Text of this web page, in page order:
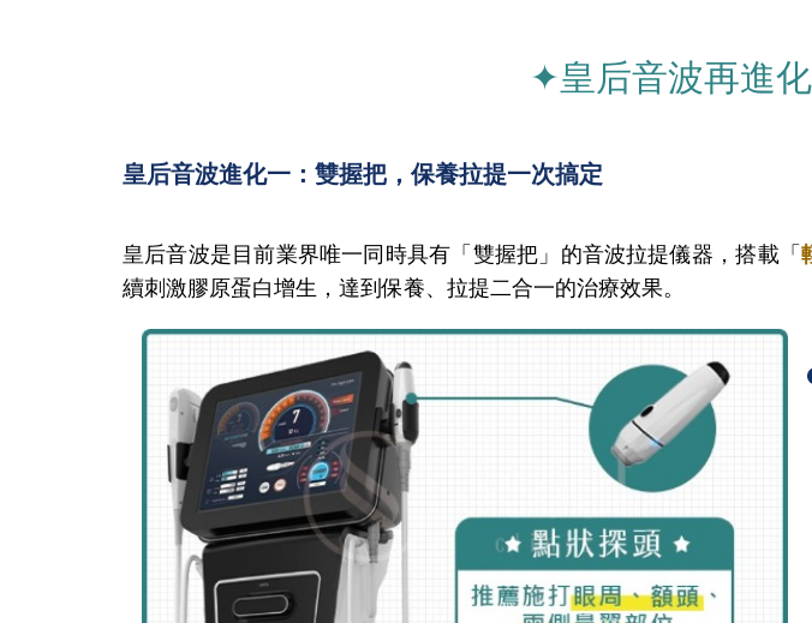
✦皇后音波再進
皇后音波進化一：雙握把，保養拉提一次搞定
皇后音波是目前業界唯一同時具有「雙握把」的音波拉提儀器，搭載「
續刺激膠原蛋白增生，達到保養、拉提二合一的治療效果。